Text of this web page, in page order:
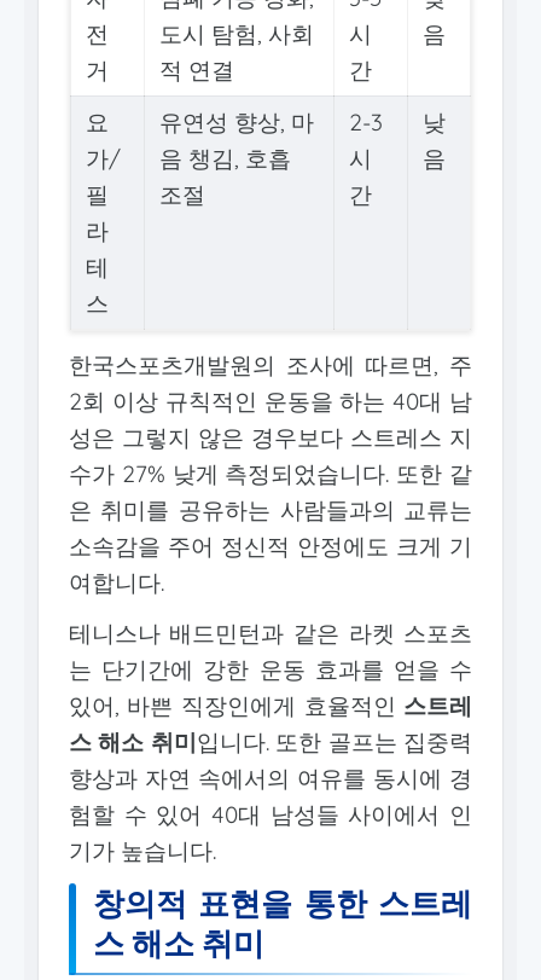
전
거
도시 탐험, 사회
적 연결
시
간
음
요
가/
필
라
테
스
유연성 향상, 마
음 챙김, 호흡
조절
2-3
시
간
낮
음
한국스포츠개발원의 조사에 따르면, 주
2회 이상 규칙적인 운동을 하는 40대 남
성은 그렇지 않은 경우보다 스트레스 지
수가 27% 낮게 측정되었습니다. 또한 같
은 취미를 공유하는 사람들과의 교류는
소속감을 주어 정신적 안정에도 크게 기
여합니다.
테니스나 배드민턴과 같은 라켓 스포츠
는 단기간에 강한 운동 효과를 얻을 수
있어, 바쁜 직장인에게 효율적인 스트레
스 해소 취미입니다. 또한 골프는 집중력
향상과 자연 속에서의 여유를 동시에 경
험할 수 있어 40대 남성들 사이에서 인
기가 높습니다.
창의적 표현을 통한 스트레
스 해소 취미